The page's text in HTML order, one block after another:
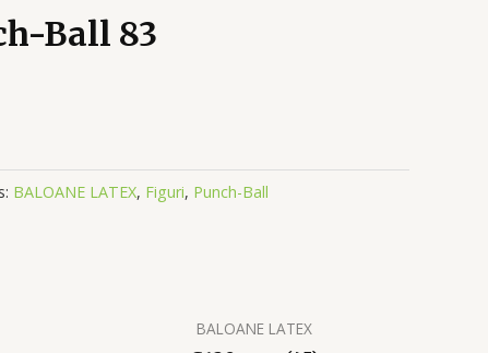
Ball 83
BALOANE LATEX, Figuri, Punch-Ball
BALOANE LATEX